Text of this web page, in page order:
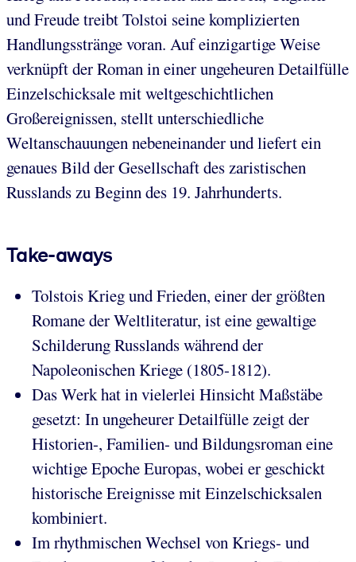
und Freude treibt Tolstoi seine komplizierten
Handlungsstränge voran. Auf einzigartige Weise
verknüpft der Roman in einer ungeheuren Detailfülle
Einzelschicksale mit weltgeschichtlichen
Großereignissen, stellt unterschiedliche
Weltanschauungen nebeneinander und liefert ein
genaues Bild der Gesellschaft des zaristischen
Russlands zu Beginn des 19. Jahrhunderts.
Take-aways
Tolstois Krieg und Frieden, einer der größten
Romane der Weltliteratur, ist eine gewaltige
Schilderung Russlands während der
Napoleonischen Kriege (1805-1812).
Das Werk hat in vielerlei Hinsicht Maßstäbe
gesetzt: In ungeheurer Detailfülle zeigt der
Historien-, Familien- und Bildungsroman eine
wichtige Epoche Europas, wobei er geschickt
historische Ereignisse mit Einzelschicksalen
kombiniert.
Im rhythmischen Wechsel von Kriegs- und